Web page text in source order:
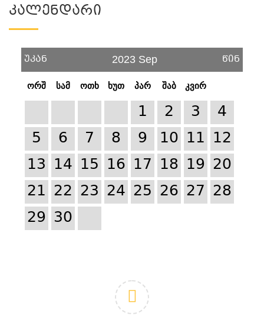
Კალენდარი
უკან 2023 Sep წინ
ორშ სამ ოთხ ხუთ პარ შაბ კვირ
1 2 3
4
5
6 7 8 9 10 11 12
13 14 15 16 17 18 19 20
21 22 23 24 25 26 27 28
29 30